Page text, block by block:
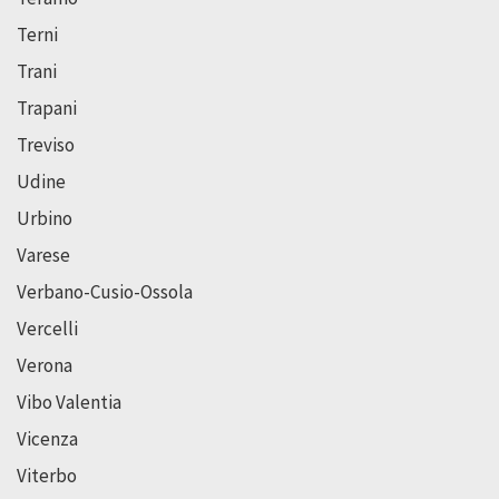
Terni
Trani
Trapani
Treviso
Udine
Urbino
Varese
Verbano-Cusio-Ossola
Vercelli
Verona
Vibo Valentia
Vicenza
Viterbo